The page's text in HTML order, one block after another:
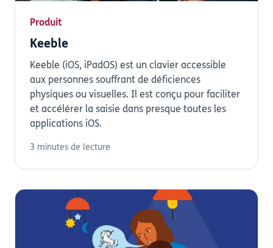
Produit
Keeble
Keeble (iOS, iPadOS) est un clavier accessible
aux personnes souffrant de déficiences
physiques ou visuelles. Il est conçu pour faciliter
et accélérer la saisie dans presque toutes les
applications iOS.
3 minutes de lecture